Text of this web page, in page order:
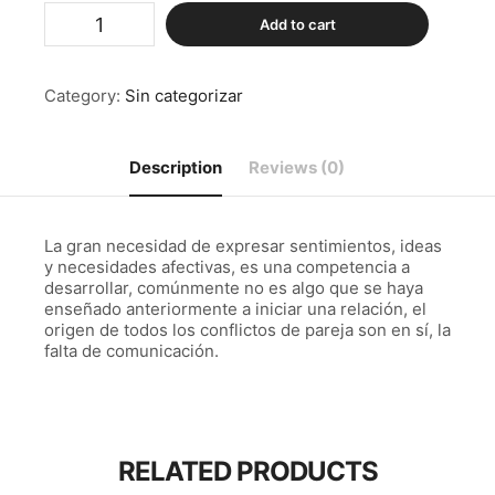
pareja
Add to cart
Category: Sin categorizar
Description Reviews (0)
La gran necesidad de expresar sentimientos, ideas
y necesidades afectivas, es una competencia a
desarrollar, comúnmente no es algo que se haya
enseñado anteriormente a iniciar una relación, el
origen de todos los conflictos de pareja son en sí, la
falta de comunicación.
RELATED PRODUCTS